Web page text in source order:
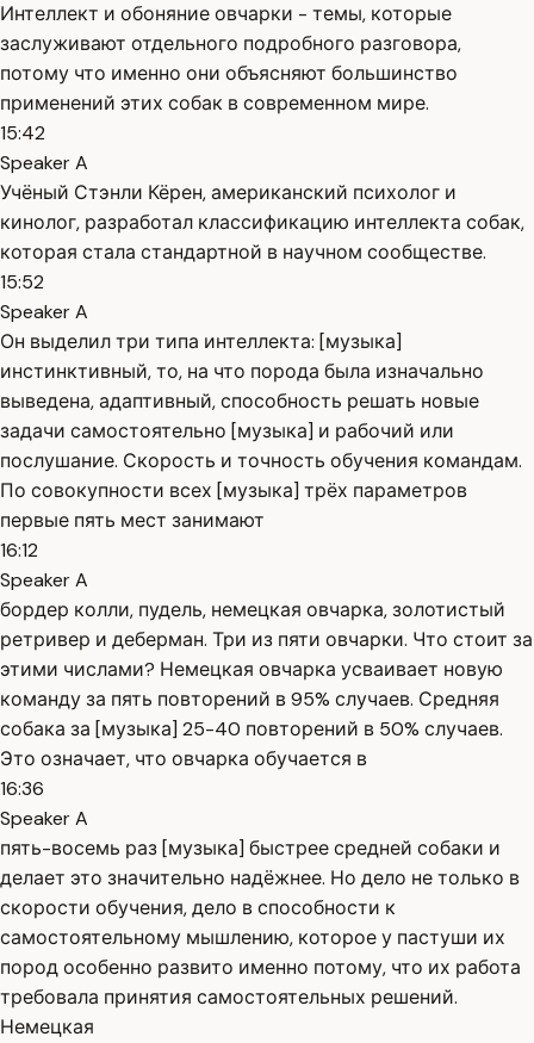
Интеллект и обоняние овчарки - темы, которые
заслуживают отдельного подробного разговора,
потому что именно они объясняют большинство
применений этих собак в современном мире.
15:42
Speaker A
Учёный Стэнли Кёрен, американский психолог и
кинолог, разработал классификацию интеллекта собак,
которая стала стандартной в научном сообществе.
15:52
Speaker A
Он выделил три типа интеллекта: [музыка]
инстинктивный, то, на что порода была изначально
выведена, адаптивный, способность решать новые
задачи самостоятельно [музыка] и рабочий или
послушание. Скорость и точность обучения командам.
По совокупности всех [музыка] трёх параметров
первые пять мест занимают
16:12
Speaker A
бордер колли, пудель, немецкая овчарка, золотистый
ретривер и деберман. Три из пяти овчарки. Что стоит за
этими числами? Немецкая овчарка усваивает новую
команду за пять повторений в 95% случаев. Средняя
собака за [музыка] 25-40 повторений в 50% случаев.
Это означает, что овчарка обучается в
16:36
Speaker A
пять-восемь раз [музыка] быстрее средней собаки и
делает это значительно надёжнее. Но дело не только в
скорости обучения, дело в способности к
самостоятельному мышлению, которое у пастуши их
пород особенно развито именно потому, что их работа
требовала принятия самостоятельных решений.
Немецкая